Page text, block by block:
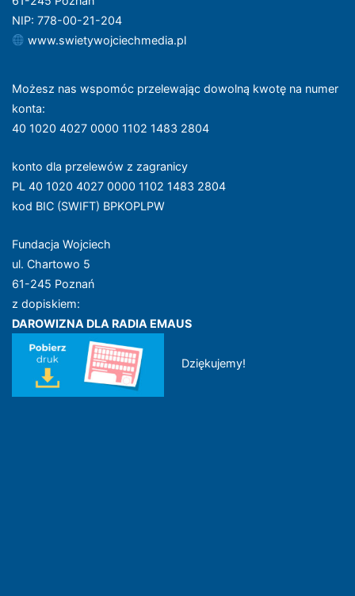
NIP: 778-00-21-204
www.swietywojciechmedia.pl
Możesz nas wspomóc przelewając dowolną kwotę na numer
konta:
40 1020 4027 0000 1102 1483 2804
konto dla przelewów z zagranicy
PL 40 1020 4027 0000 1102 1483 2804
kod BIC (SWIFT) BPKOPLPW
Fundacja Wojciech
ul. Chartowo 5
61-245 Poznań
z dopiskiem:
DAROWIZNA DLA RADIA EMAUS
Dziękujemy!